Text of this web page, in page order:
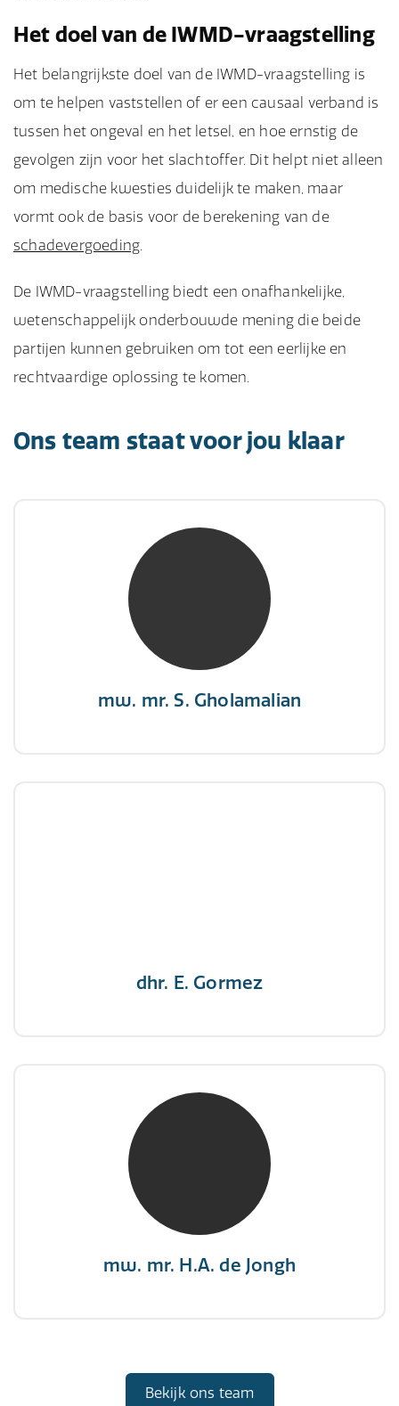
Het doel van de IWMD-vraagstelling
Het belangrijkste doel van de IWMD-vraagstelling is
om te helpen vaststellen of er een causaal verband is
tussen het ongeval en het letsel, en hoe ernstig de
gevolgen zijn voor het slachtoffer. Dit helpt niet alleen
om medische kwesties duidelijk te maken, maar
vormt ook de basis voor de berekening van de
schadevergoeding.
De IWMD-vraagstelling biedt een onafhankelijke,
wetenschappelijk onderbouwde mening die beide
partijen kunnen gebruiken om tot een eerlijke en
rechtvaardige oplossing te komen.
Ons team staat voor jou klaar
mw. mr. S. Gholamalian
mw. mr. S. Gholamalian
NIVRE Register-Expert
“Als je de richting van de wind niet kunt
veranderen, verander dan de stand van je
dhr. E. Gormez
mw. mr. H.A. de Jongh
mw. mr. H.A. de Jongh
NIVRE Register-Expert
"There is no elevator to succes, you need to
Bekijk ons team